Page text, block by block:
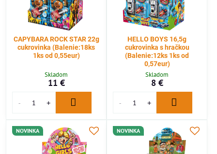
CAPYBARA ROCK STAR 22g
cukrovinka (Balenie:18ks
1ks od 0,55eur)
Skladom
11 €
HELLO BOYS 16,5g
cukrovinka s hračkou
(Balenie:12ks 1ks od
0,57eur)
Skladom
8 €
NOVINKA NOVINKA